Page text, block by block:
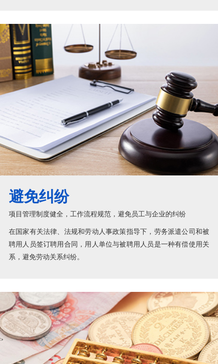
避免纠纷
项目管理制度健全，工作流程规范，避免员工与企业的纠纷
在国家有关法律、法规和劳动人事政策指导下，劳务派遣公司和被
聘用人员签订聘用合同，用人单位与被聘用人员是一种有偿使用关
系，避免劳动关系纠纷。